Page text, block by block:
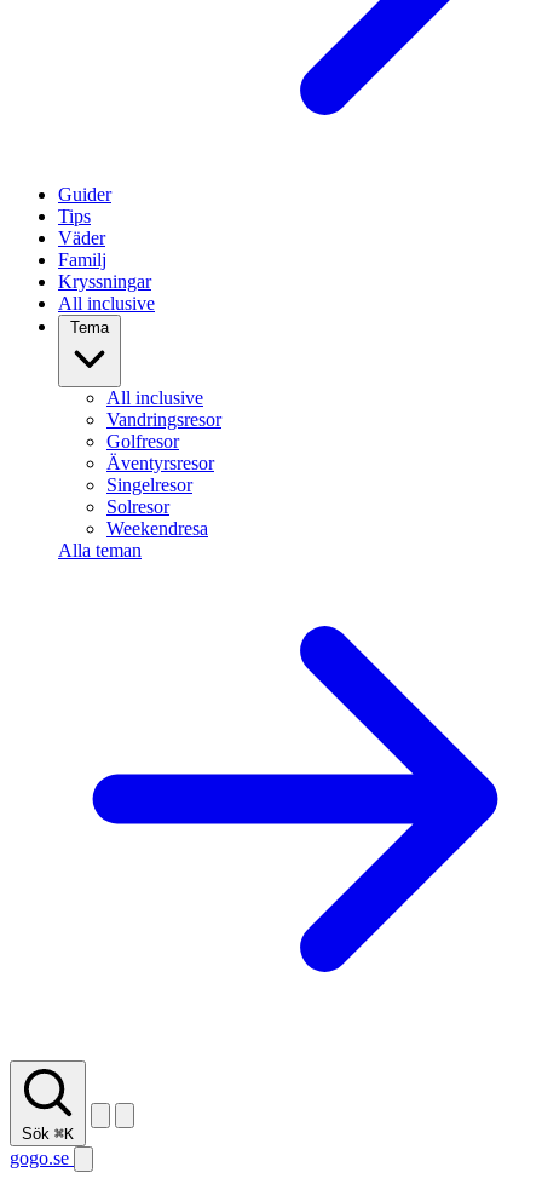
Guider
Tips
Väder
Familj
Kryssningar
All inclusive
Tema
All inclusive
Vandringsresor
Golfresor
Äventyrsresor
Singelresor
Solresor
Weekendresa
Alla teman
Sök ⌘K
gogo.se